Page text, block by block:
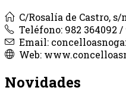
C/Rosalía de Castro,
Teléfono: 982 364092 /
Email:
Web:
Novidades